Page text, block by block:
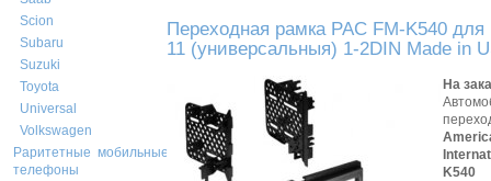
Scion
Subaru
Suzuki
Toyota
Universal
Volkswagen
Раритетные мобильные
телефоны
Переходная рамка PAC FM-K540
11 (универсальныя) 1-2DIN Made in
На
K540